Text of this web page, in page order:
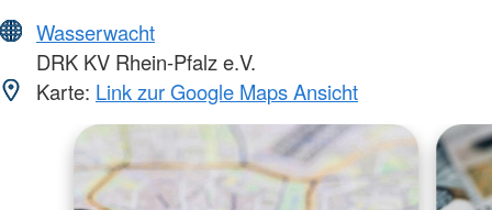
Wasserwacht
DRK KV Rhein-Pfalz e.V.
Karte: Link zur Google Maps Ansicht